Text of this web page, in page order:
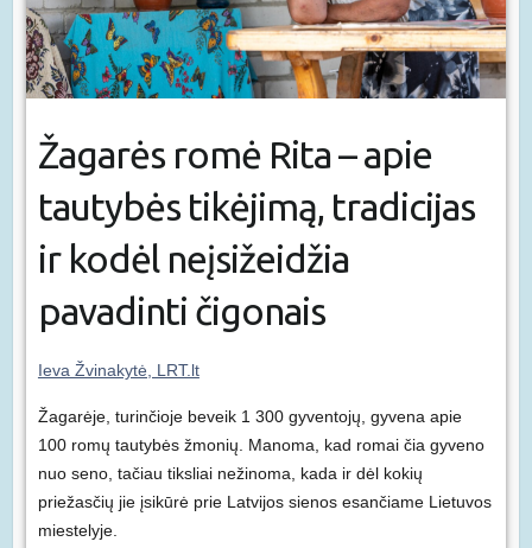
Žagarės romė Rita – apie
tautybės tikėjimą, tradicijas
ir kodėl neįsižeidžia
pavadinti čigonais
Ieva Žvinakytė, LRT.lt
Žagarėje, turinčioje beveik 1 300 gyventojų, gyvena apie
100 romų tautybės žmonių. Manoma, kad romai čia gyveno
nuo seno, tačiau tiksliai nežinoma, kada ir dėl kokių
priežasčių jie įsikūrė prie Latvijos sienos esančiame Lietuvos
miestelyje.